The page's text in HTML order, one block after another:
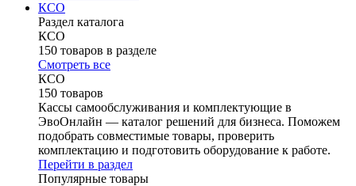
КСО
Раздел каталога
КСО
150 товаров в разделе
Смотреть все
КСО
150 товаров
Кассы самообслуживания и комплектующие в
ЭвоОнлайн — каталог решений для бизнеса. Поможем
подобрать совместимые товары, проверить
комплектацию и подготовить оборудование к работе.
Перейти в раздел
Популярные товары